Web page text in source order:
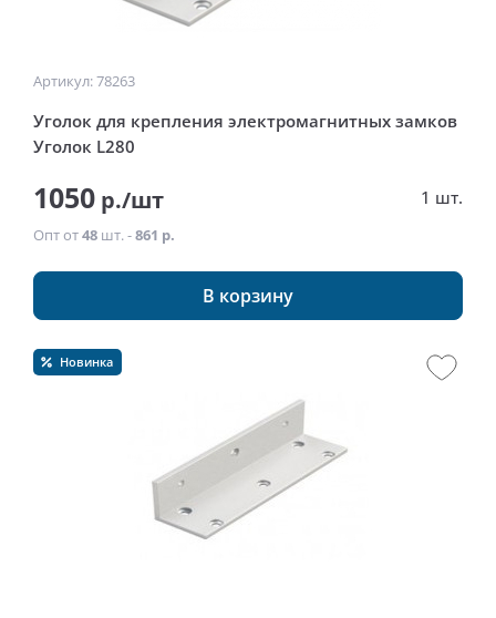
Артикул: 78263
Уголок для крепления электромагнитных замков
Уголок L280
1050 р./шт 1 шт.
Опт от48 шт. -861 р.
В корзину
Новинка